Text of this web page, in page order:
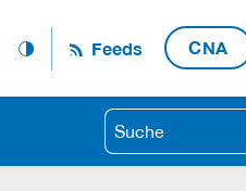
auto_mode Feeds CNA